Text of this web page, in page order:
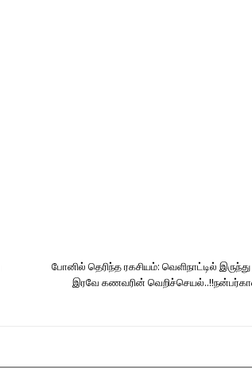
போனில் தெரிந்த ரகசியம்: வெளிநாட்டில்
இரவே கணவரின்